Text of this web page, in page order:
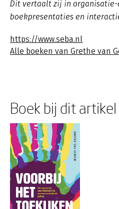
Dit vertaalt zij in organisatie-
boekpresentaties en
https://www.seba.nl
Alle boeken van Grethe van
Boek bij dit artikel